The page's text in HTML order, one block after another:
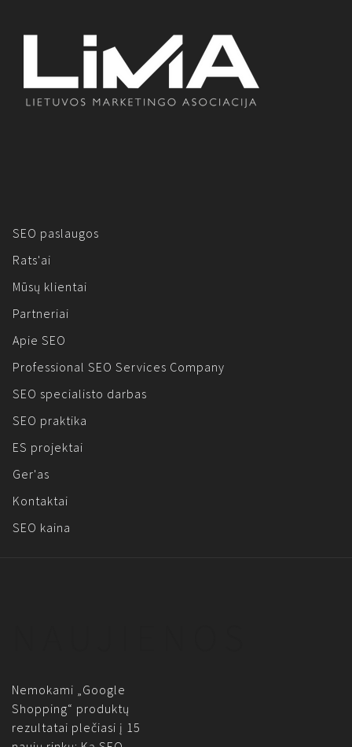
SEO paslaugos
Rats'ai
Mūsų klientai
Partneriai
Apie SEO
Professional SEO Services Company
SEO specialisto darbas
SEO praktika
ES projektai
Ger'as
Kontaktai
SEO kaina
Nemokami „Google
Shopping“ produktų
rezultatai plečiasi į 15